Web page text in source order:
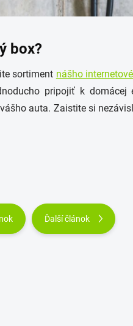
box?
sortiment nášho
pripojiť k domácej
auta. Zaistite si
Ďalší článok